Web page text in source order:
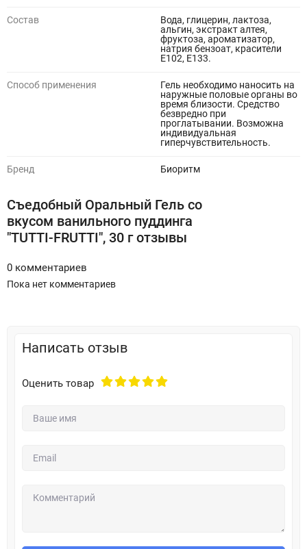
и синтетических материалов. Легко смывается водой.
БЕЗВРЕДЕН ПРИ ПРОГЛАТЫВАНИИ!
Состав
Вода, глицерин, лактоза,
альгин, экстракт алтея,
фруктоза, ароматизатор,
натрия бензоат, красители
Е102, Е133.
Способ применения
Гель необходимо наносить на
наружные половые органы во
время близости. Средство
безвредно при
проглатывании. Возможна
индивидуальная
гиперчувствительность.
Бренд Биоритм
Съедобный Оральный Гель со
вкусом ванильного пуддинга
"TUTTI-FRUTTI", 30 г отзывы
0 комментариев
Пока нет комментариев
Написать отзыв
Оценить товар